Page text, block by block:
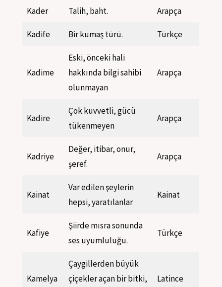
Kader Talih, baht. Arapça
Kadife Bir kumaş türü. Türkçe
Kadime
Eski, önceki hali
hakkında bilgi sahibi
olunmayan
Arapça
Kadire
Çok kuvvetli, gücü
tükenmeyen
Arapça
Kadriye
Değer, itibar, onur,
şeref.
Arapça
Kainat
Var edilen şeylerin
hepsi, yaratılanlar
Kainat
Kafiye
Şiirde mısra sonunda
ses uyumluluğu.
Türkçe
Kamelya
Çaygillerden büyük
çiçekler açan bir bitki,
Latince